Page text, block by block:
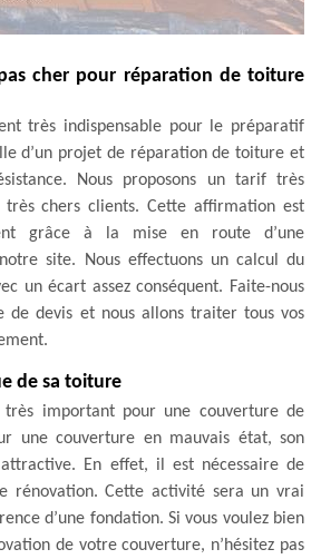
cher pour réparation de toiture
très indispensable pour le préparatif
d’un projet de réparation de toiture et
Nous proposons un tarif très
très chers clients. Cette affirmation est
grâce à la mise en route d’une
site. Nous effectuons un calcul du
un écart assez conséquent. Faite-nous
de devis et nous allons traiter tous vos
de sa toiture
très important pour une couverture de
une couverture en mauvais état, son
attractive. En effet, il est nécessaire de
rénovation. Cette activité sera un vrai
d’une fondation. Si vous voulez bien
de votre couverture, n’hésitez pas